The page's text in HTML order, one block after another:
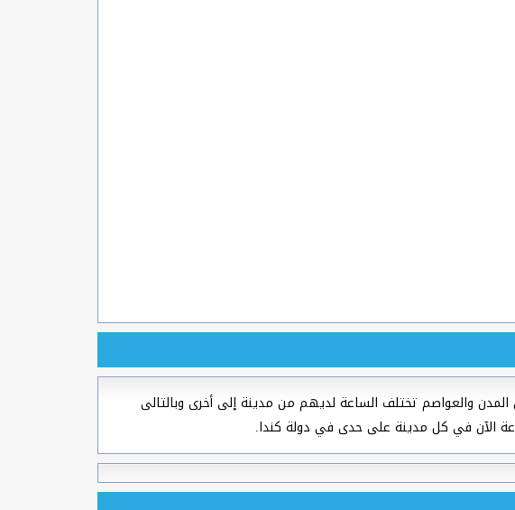
والعواصم تختلف الساعة لديهم من مدينة إلى أخرى وبالتالى
الآن في كل مدينة على حدى في دولة كندا.